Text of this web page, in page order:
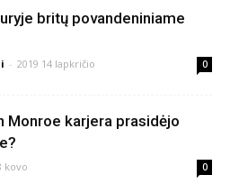
britų povandeniniame
- 2019 14 lapkričio 0
Monroe karjera prasidėjo
kovo 0